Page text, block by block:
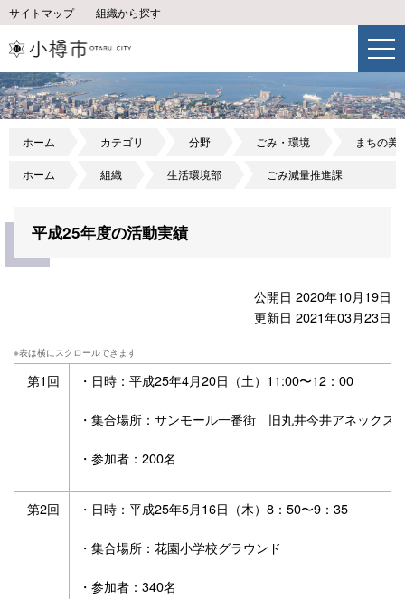
サイトマップ 組織から探す
ホーム カテゴリ 分野 ごみ・環境 まちの美
ホーム 組織 生活環境部 ごみ減量推進課
平成25年度の活動実績
公開日 2020年10月19日
更新日 2021年03月23日
第1回 ・日時：平成25年4月20日（土）11:00〜12：00
・集合場所：サンモール一番街 旧丸井今井アネックス
・参加者：200名
第2回 ・日時：平成25年5月16日（木）8：50〜9：35
・集合場所：花園小学校グラウンド
・参加者：340名